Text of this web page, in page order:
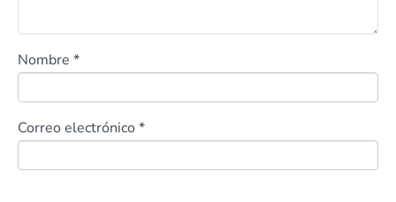
Nombre *
Correo electrónico *